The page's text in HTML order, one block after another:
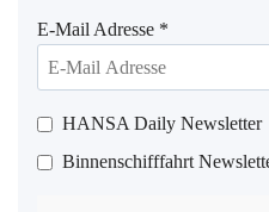
E-Mail Adresse *
HANSA Daily Newsletter
Binnenschifffahrt